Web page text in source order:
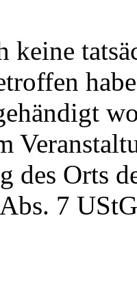
keine
des Orts
7